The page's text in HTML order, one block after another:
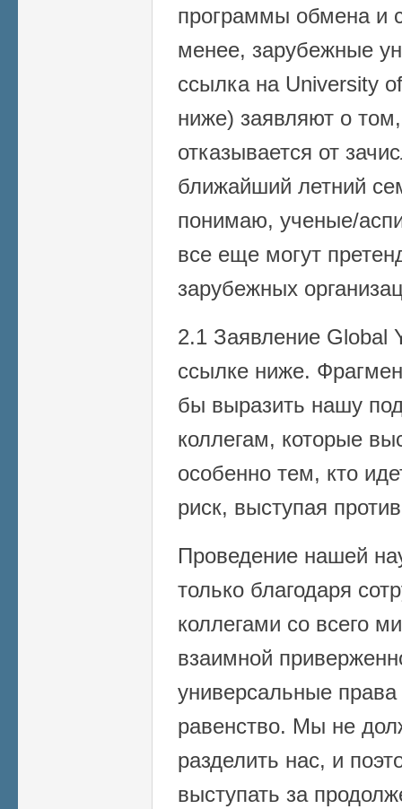
программы обмена и
менее, зарубежные
ссылка на University
ниже) заявляют о
отказывается от
ближайший летний
понимаю, ученые/
все еще могут
зарубежных
2.1 Заявление Global
ссылке ниже.
бы выразить нашу
коллегам, которые
особенно тем, кто
риск, выступая
Проведение нашей
только благодаря
коллегами со всего
взаимной
универсальные
равенство. Мы не
разделить нас, и
выступать за